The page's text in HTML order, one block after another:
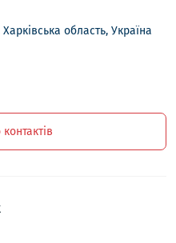
область, Україна